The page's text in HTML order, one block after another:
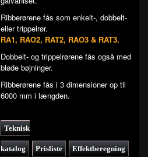
Ribberørene fås som enkelt-, dobbelt-
eller trippelrør.
RA1, RAO2, RAT2, RAO3 & RAT3.
Dobbelt- og trippelrørene fås også med
bløde bøjninger.
Ribberørene fås i 3 dimensioner op til
6000 mm i længden.
Teknisk
katalog Prisliste Effektberegning